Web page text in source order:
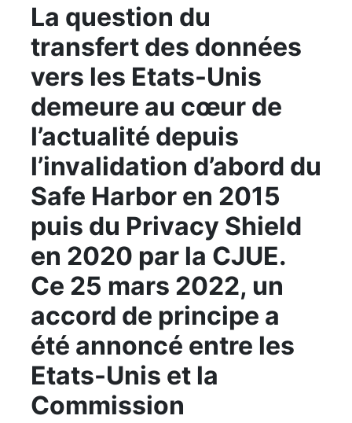
La question du
transfert des données
vers les Etats-Unis
demeure au cœur de
l’actualité depuis
l’invalidation d’abord du
Safe Harbor en 2015
puis du Privacy Shield
en 2020 par la CJUE.
Ce 25 mars 2022, un
accord de principe a
été annoncé entre les
Etats-Unis et la
Commission